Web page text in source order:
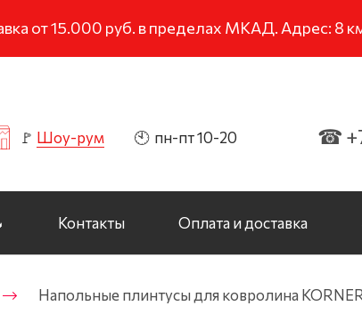
от 15.000 руб. в пределах МКАД. Адрес: 8
🚩 Шоу-рум 🕙 пн-пт 10-20 ☎
Контакты Оплата и доставка
Напольные плинтусы для ковролина